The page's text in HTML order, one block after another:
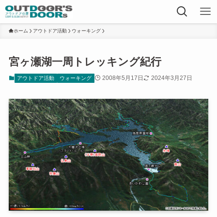
ホーム アウトドア活動 ウォーキング
宮ヶ瀬湖一周トレッキング紀行
アウトドア活動 ウォーキング 2008年5月17日 2024年3月27日